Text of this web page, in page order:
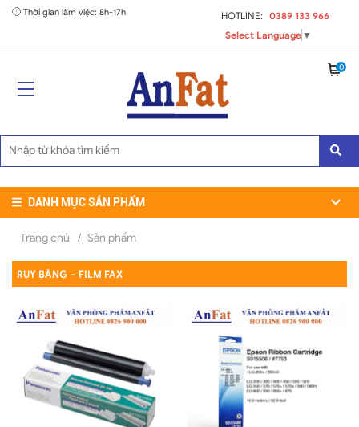
Thời gian làm việc: 8h-17h HOTLINE:
0389 133 966
Select Language ▼
0
DANH MỤC SẢN PHẨM
Trang chủ / Sản phẩm
RUY BĂNG – FILM FAX